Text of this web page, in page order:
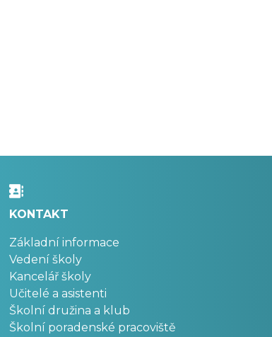
KONTAKT
Základní informace
Vedení školy
Kancelář školy
Učitelé a asistenti
Školní družina a klub
Školní poradenské pracoviště